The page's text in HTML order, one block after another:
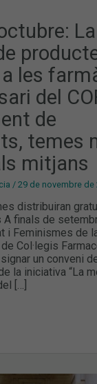
La
les
del
de
temes
mitjans
/29 de novembre de
distribuiran
finals de
i Feminismes de
Col·legis
un conveni
la iniciativa “La
[…]